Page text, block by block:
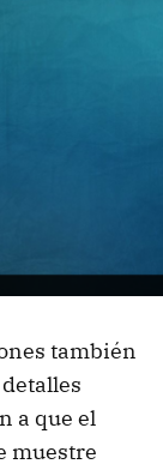
también
a que el
muestre